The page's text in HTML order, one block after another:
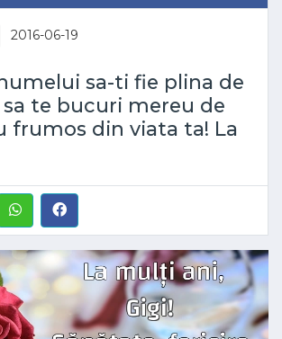
2016-06-19
sa-ti fie plina de
sa te bucuri mereu de
frumos din viata ta! La